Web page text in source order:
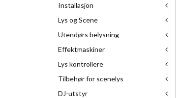
Installasjon
Lys og Scene
Utendørs belysning
Effektmaskiner
Lys kontrollere
Tilbehør for scenelys
DJ-utstyr